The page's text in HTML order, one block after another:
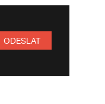
ODESLAT